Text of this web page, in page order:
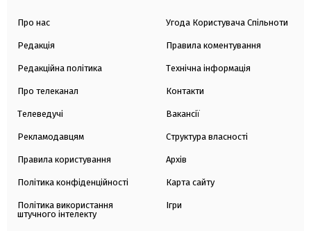
Про нас
Редакція
Редакційна політика
Про телеканал
Телеведучі
Рекламодавцям
Правила користування
Політика конфіденційності
Політика використання
штучного інтелекту
Угода Користувача Спільноти
Правила коментування
Технічна інформація
Контакти
Вакансії
Структура власності
Архів
Карта сайту
Ігри